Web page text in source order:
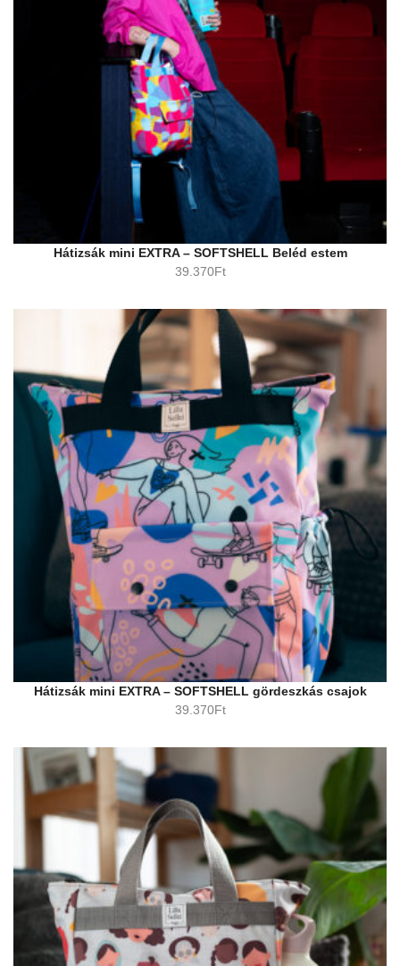
Hátizsák mini EXTRA – SOFTSHELL Beléd estem
39.370Ft
Hátizsák mini EXTRA – SOFTSHELL gördeszkás csajok
39.370Ft